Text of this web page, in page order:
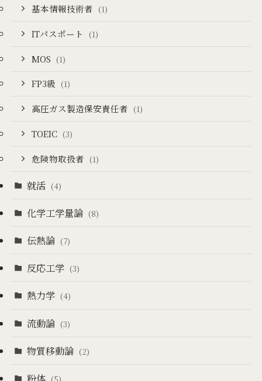
基本情報技術者 (1)
ITパスポート (1)
MOS (1)
FP3級 (1)
高圧ガス製造保安責任者 (1)
TOEIC (3)
危険物取扱者 (1)
就活 (4)
化学工学量論 (8)
伝熱論 (7)
反応工学 (3)
熱力学 (4)
流動論 (3)
物質移動論 (2)
粉体